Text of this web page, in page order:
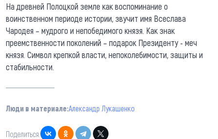
На древней Полоцкой земле как воспоминание о
воинственном периоде истории, звучит имя Всеслава
Чародея – мудрого и непобедимого князя. Как знак
преемственности поколений – подарок Президенту - меч
князя. Символ крепкой власти, непоколебимости, защиты и
стабильности.
Люди в материале:Александр Лукашенко
Поделиться: